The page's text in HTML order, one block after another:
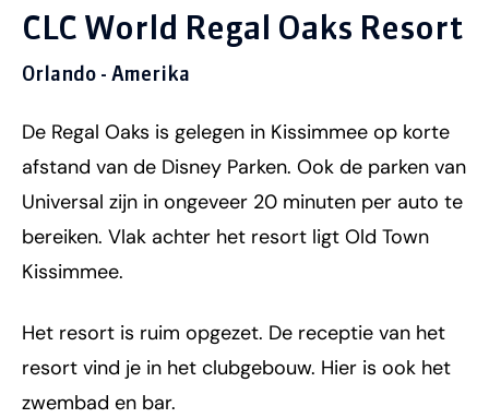
CLC World Regal Oaks Resort
Orlando - Amerika
De Regal Oaks is gelegen in Kissimmee op korte
afstand van de Disney Parken. Ook de parken van
Universal zijn in ongeveer 20 minuten per auto te
bereiken. Vlak achter het resort ligt Old Town
Kissimmee.
Het resort is ruim opgezet. De receptie van het
resort vind je in het clubgebouw. Hier is ook het
zwembad en bar.